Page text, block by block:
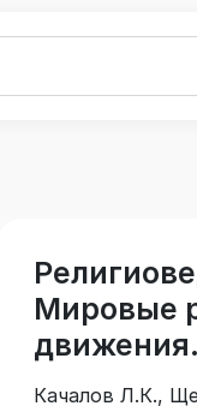
Мировые
Качалов Л.К.,